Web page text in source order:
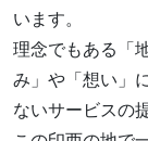
います。
理念でもある「
み」や「想い」
ないサービスの